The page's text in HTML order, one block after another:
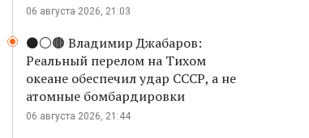
06 августа 2026, 21:03
⚫️⚪️🟤 Владимир Джабаров:
Реальный перелом на Тихом
океане обеспечил удар СССР, а не
атомные бомбардировки
06 августа 2026, 21:44